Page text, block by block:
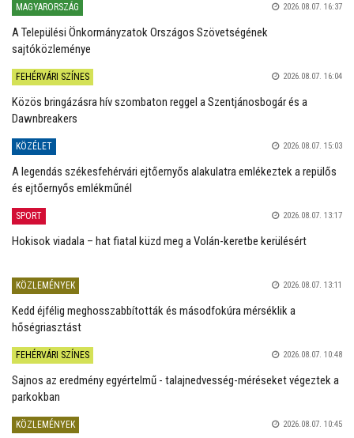
MAGYARORSZÁG 2026.08.07. 16:37
A Települési Önkormányzatok Országos Szövetségének
sajtóközleménye
FEHÉRVÁRI SZÍNES 2026.08.07. 16:04
Közös bringázásra hív szombaton reggel a Szentjánosbogár és a
Dawnbreakers
KÖZÉLET 2026.08.07. 15:03
A legendás székesfehérvári ejtőernyős alakulatra emlékeztek a repülős
és ejtőernyős emlékműnél
SPORT 2026.08.07. 13:17
Hokisok viadala – hat fiatal küzd meg a Volán-keretbe kerülésért
KÖZLEMÉNYEK 2026.08.07. 13:11
Kedd éjfélig meghosszabbították és másodfokúra mérséklik a
hőségriasztást
FEHÉRVÁRI SZÍNES 2026.08.07. 10:48
Sajnos az eredmény egyértelmű - talajnedvesség-méréseket végeztek a
parkokban
KÖZLEMÉNYEK 2026.08.07. 10:45